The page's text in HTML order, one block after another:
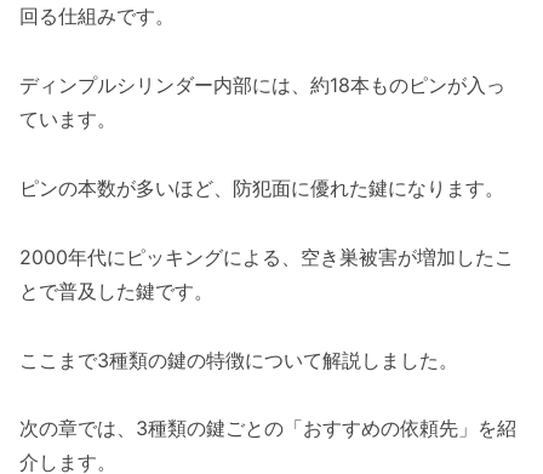
回る仕組みです。
ディンプルシリンダー内部には、約18本ものピンが入っ
ています。
ピンの本数が多いほど、防犯面に優れた鍵になります。
2000年代にピッキングによる、空き巣被害が増加したこ
とで普及した鍵です。
ここまで3種類の鍵の特徴について解説しました。
次の章では、3種類の鍵ごとの「おすすめの依頼先」を紹
介します。